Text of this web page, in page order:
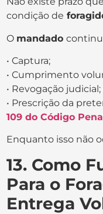
condição de
O mandado
• Captura;
• Cumprimento
• Revogação judicial;
• Prescrição da
109 do Código
Enquanto isso não
13. Como
Para o
Entrega